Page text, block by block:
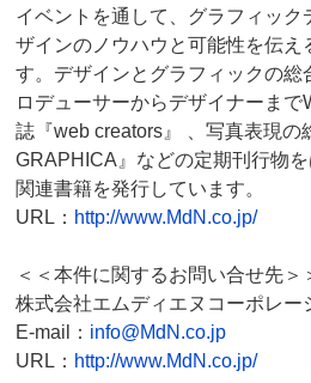
イベントを通して、グラフィッ
ザインのノウハウと可能性を伝え
す。デザインとグラフィックの総
ロデューサーからデザイナーまで
誌『web creators』 、写真表現の
GRAPHICA』などの定期刊行物
関連書籍を発行しています。
URL： http://www.MdN.co.jp/
＜＜本件に関するお問い合せ先＞
株式会社エムディエヌコーポレー
E-mail： info@MdN.co.jp
URL： http://www.MdN.co.jp/